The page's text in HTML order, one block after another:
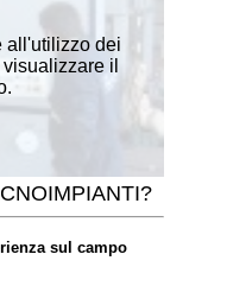
all'utilizzo dei
il
sul campo